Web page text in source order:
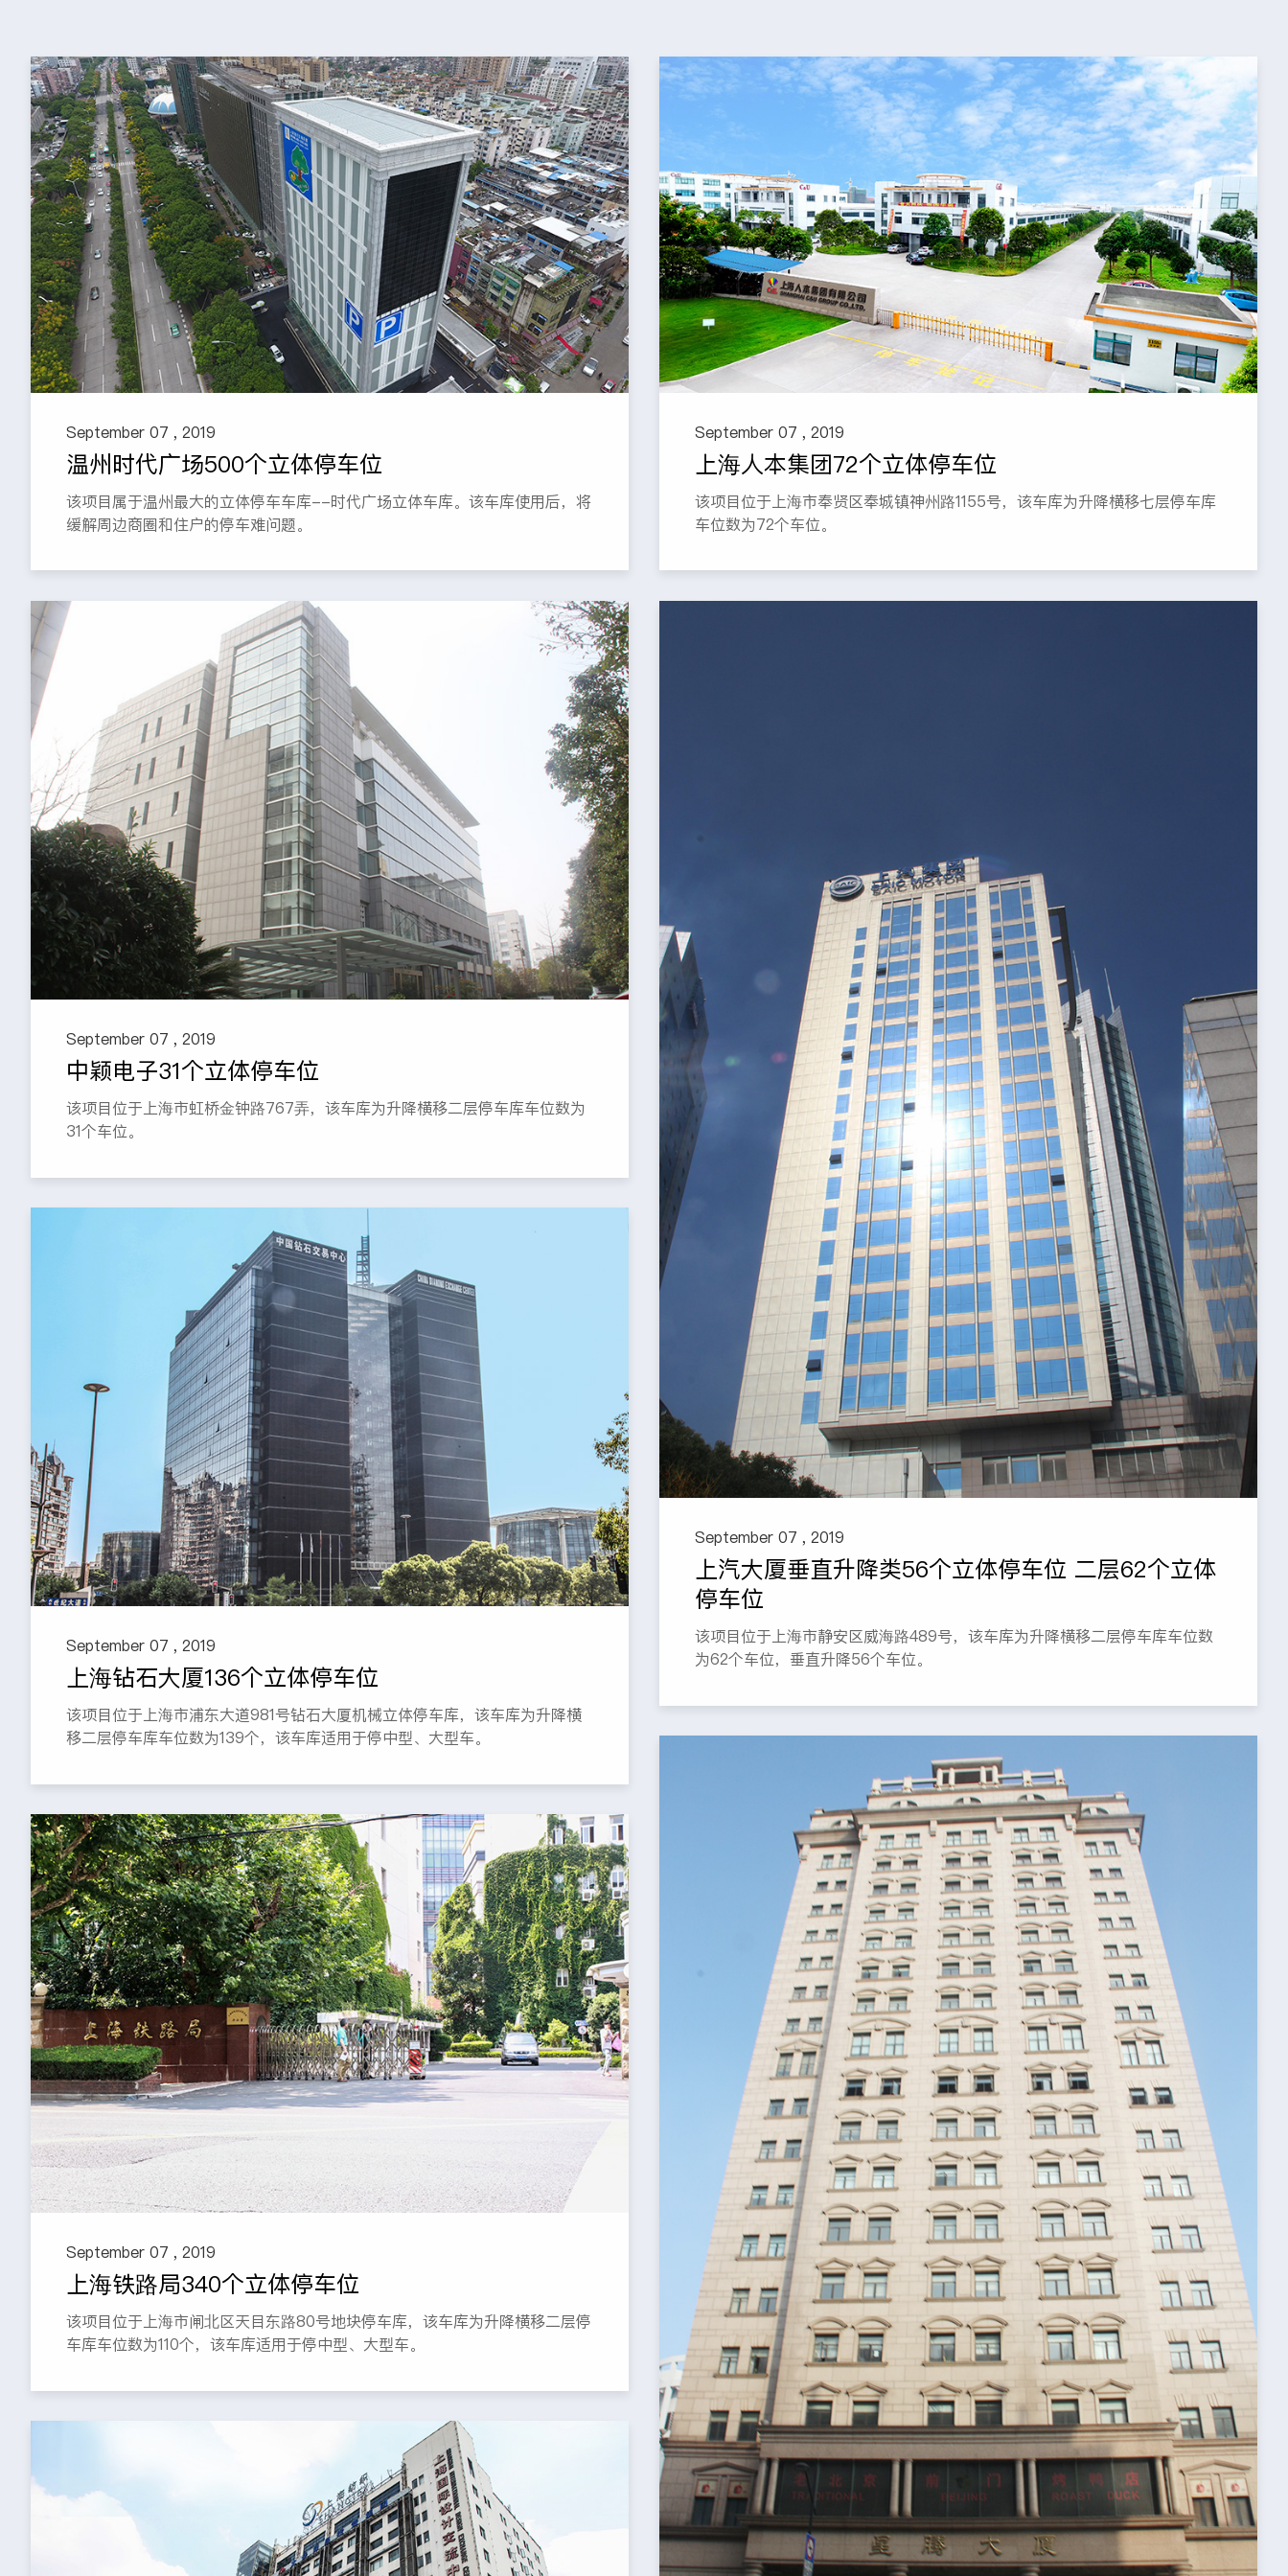
September 07 , 2019
温州时代广场500个立体停车位
该项目属于温州最大的立体停车车库--时代广场立体车库。该车库使用后，将
缓解周边商圈和住户的停车难问题。
September 07 , 2019
上海人本集团72个立体停车位
该项目位于上海市奉贤区奉城镇神州路1155号，该车库为升降横移七层停车库
车位数为72个车位。
September 07 , 2019
中颖电子31个立体停车位
该项目位于上海市虹桥金钟路767弄，该车库为升降横移二层停车库车位数为
31个车位。
September 07 , 2019
上汽大厦垂直升降类56个立体停车位 二层62个立体
停车位
该项目位于上海市静安区威海路489号，该车库为升降横移二层停车库车位数
为62个车位，垂直升降56个车位。
September 07 , 2019
上海钻石大厦136个立体停车位
该项目位于上海市浦东大道981号钻石大厦机械立体停车库，该车库为升降横
移二层停车库车位数为139个，该车库适用于停中型、大型车。
September 07 , 2019
上海铁路局340个立体停车位
该项目位于上海市闸北区天目东路80号地块停车库，该车库为升降横移二层停
车库车位数为110个，该车库适用于停中型、大型车。